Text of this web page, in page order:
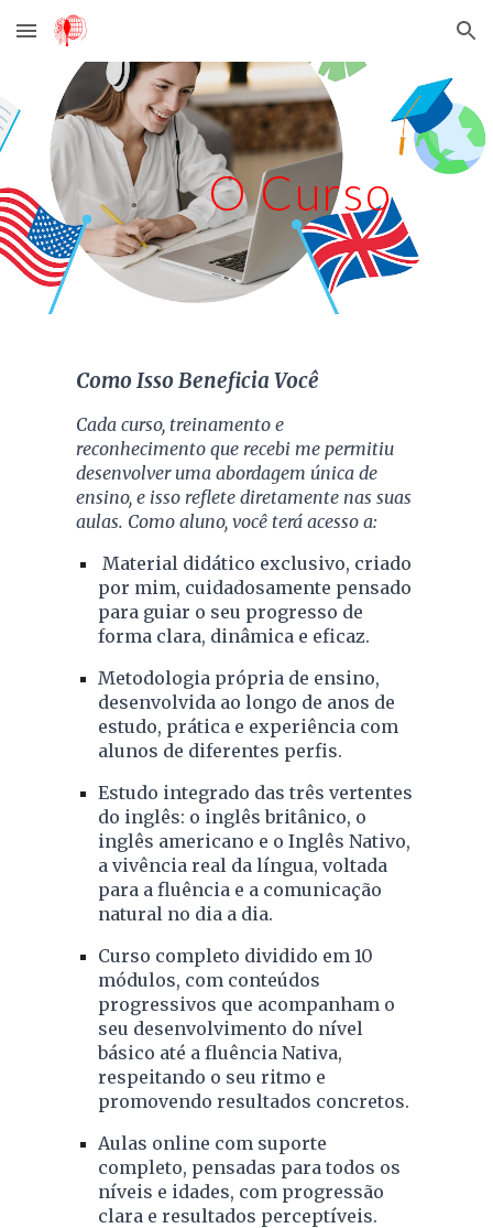
Skip to main content Skip to navigation
O Curso
Como Isso Beneficia Você
Cada curso, treinamento e
reconhecimento que recebi me permitiu
desenvolver uma abordagem única de
ensino, e isso reflete diretamente nas suas
aulas. Como aluno, você terá acesso a:
Material didático exclusivo, criado
por mim, cuidadosamente pensado
para guiar o seu progresso de
forma clara, dinâmica e eficaz.
Metodologia própria de ensino,
desenvolvida ao longo de anos de
estudo, prática e experiência com
alunos de diferentes perfis.
Estudo integrado das três vertentes
do inglês: o inglês britânico, o
inglês americano e o Inglês Nativo,
a vivência real da língua, voltada
para a fluência e a comunicação
natural no dia a dia.
Curso completo dividido em 10
módulos, com conteúdos
progressivos que acompanham o
seu desenvolvimento do nível
básico até a fluência Nativa,
respeitando o seu ritmo e
promovendo resultados concretos.
Aulas online com suporte
completo, pensadas para todos os
níveis e idades, com progressão
clara e resultados perceptíveis.